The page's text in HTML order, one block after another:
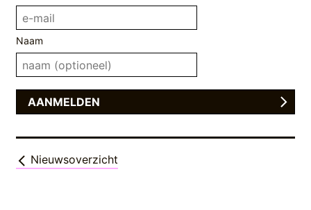
Naam
Nieuwsoverzicht